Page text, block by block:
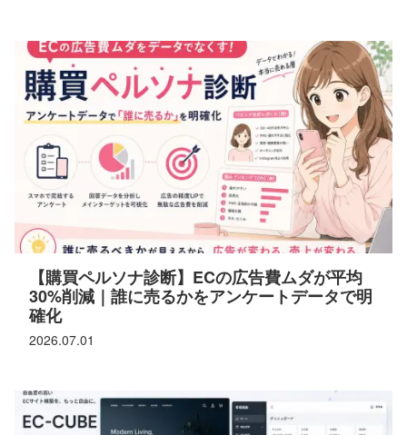
2026.07.01
【購買ペルソナ診断】ECの広告費ムダが平均
30%削減｜誰に売るかをアンケートデータで明
確化